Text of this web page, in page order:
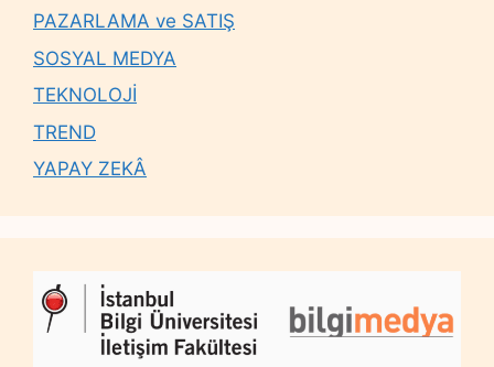
PAZARLAMA ve SATIŞ
SOSYAL MEDYA
TEKNOLOJİ
TREND
YAPAY ZEKÂ